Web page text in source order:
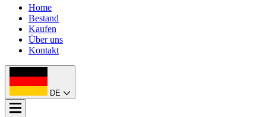
Home
Bestand
Kaufen
Über uns
Kontakt
DE